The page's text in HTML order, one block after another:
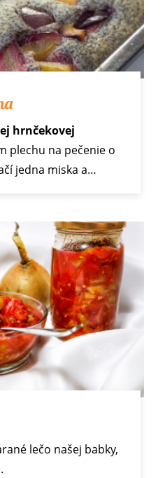
hrnčekovej
plechu na pečenie o
jedna miska a…
lečo našej babky,